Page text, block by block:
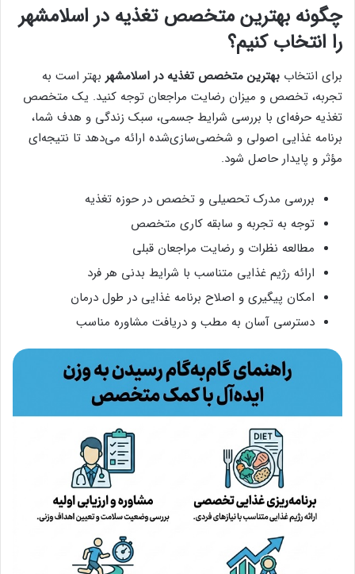
چگونه بهترین متخصص تغذیه در اسلامشهر
را انتخاب کنیم؟
برای انتخاب بهترین متخصص تغذیه در اسلامشهر بهتر است به
تجربه، تخصص و میزان رضایت مراجعان توجه کنید. یک متخصص
تغذیه حرفه‌ای با بررسی شرایط جسمی، سبک زندگی و هدف شما،
برنامه غذایی اصولی و شخصی‌سازی‌شده ارائه می‌دهد تا نتیجه‌ای
مؤثر و پایدار حاصل شود.
بررسی مدرک تحصیلی و تخصص در حوزه تغذیه
توجه به تجربه و سابقه کاری متخصص
مطالعه نظرات و رضایت مراجعان قبلی
ارائه رژیم غذایی متناسب با شرایط بدنی هر فرد
امکان پیگیری و اصلاح برنامه غذایی در طول درمان
دسترسی آسان به مطب و دریافت مشاوره مناسب